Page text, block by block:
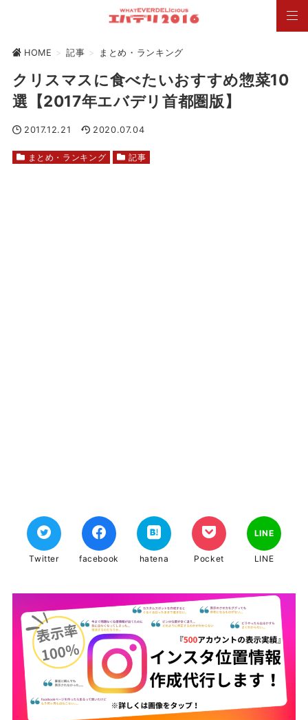
HOME > 記事 > まとめ・ランキング
クリスマスに食べたいおすすめ惣菜10
選【2017年エバデリ首都圏版】
2017.12.21 2020.07.04
まとめ・ランキング 記事
Twitter facebook hatena Pocket
LINE
LINE